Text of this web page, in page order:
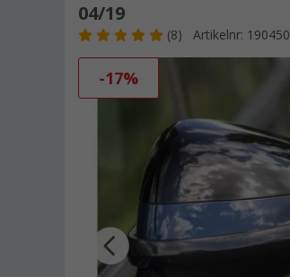
04/19
(8) Artikelnr: 190450
-17%